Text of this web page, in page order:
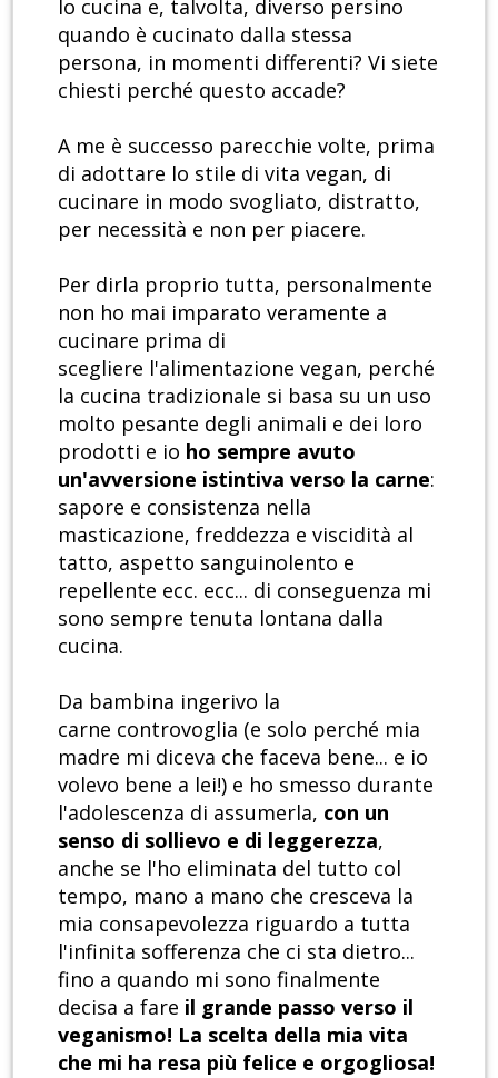
lo cucina e, talvolta, diverso persino
quando è cucinato dalla stessa
persona, in momenti differenti? Vi siete
chiesti perché questo accade?
A me è successo parecchie volte, prima
di adottare lo stile di vita vegan, di
cucinare in modo svogliato, distratto,
per necessità e non per piacere.
Per dirla proprio tutta, personalmente
non ho mai imparato veramente a
cucinare prima di
scegliere l'alimentazione vegan, perché
la cucina tradizionale si basa su un uso
molto pesante degli animali e dei loro
prodotti e io ho sempre avuto
un'avversione istintiva verso la carne:
sapore e consistenza nella
masticazione, freddezza e viscidità al
tatto, aspetto sanguinolento e
repellente ecc. ecc... di conseguenza mi
sono sempre tenuta lontana dalla
cucina.
Da bambina ingerivo la
carne controvoglia (e solo perché mia
madre mi diceva che faceva bene... e io
volevo bene a lei!) e ho smesso durante
l'adolescenza di assumerla, con un
senso di sollievo e di leggerezza,
anche se l'ho eliminata del tutto col
tempo, mano a mano che cresceva la
mia consapevolezza riguardo a tutta
l'infinita sofferenza che ci sta dietro...
fino a quando mi sono finalmente
decisa a fare il grande passo verso il
veganismo! La scelta della mia vita
che mi ha resa più felice e orgogliosa!